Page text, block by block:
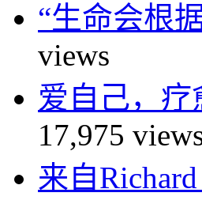
“生命会根
views
爱自己，疗
17,975
来自